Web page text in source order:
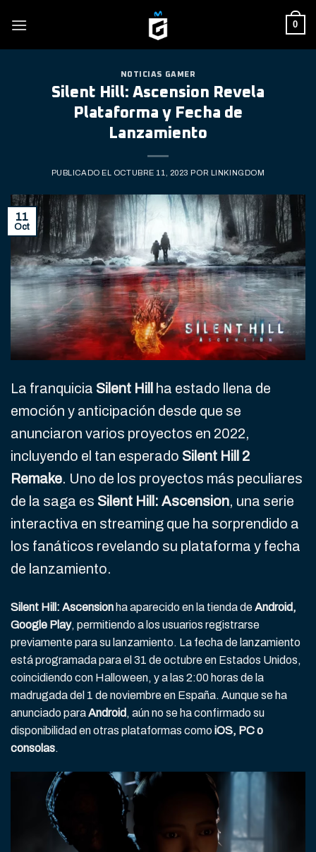
0
NOTICIAS GAMER
Silent Hill: Ascension Revela
Plataforma y Fecha de
Lanzamiento
PUBLICADO EL OCTUBRE 11, 2023 POR LINKINGDOM
11
Oct
La franquicia Silent Hill ha estado llena de
emoción y anticipación desde que se
anunciaron varios proyectos en 2022,
incluyendo el tan esperado Silent Hill 2
Remake. Uno de los proyectos más peculiares
de la saga es Silent Hill: Ascension, una serie
interactiva en streaming que ha sorprendido a
los fanáticos revelando su plataforma y fecha
de lanzamiento.
Silent Hill: Ascension ha aparecido en la tienda deAndroid,
Google Play, permitiendo a los usuarios registrarse
previamente para su lanzamiento. La fecha de lanzamiento
está programada para el 31 de octubre en Estados Unidos,
coincidiendo con Halloween, y a las 2:00 horas de la
madrugada del 1 de noviembre en España. Aunque se ha
anunciado paraAndroid , aún no se ha confirmado su
disponibilidad en otras plataformas comoiOS, PC o
consolas.